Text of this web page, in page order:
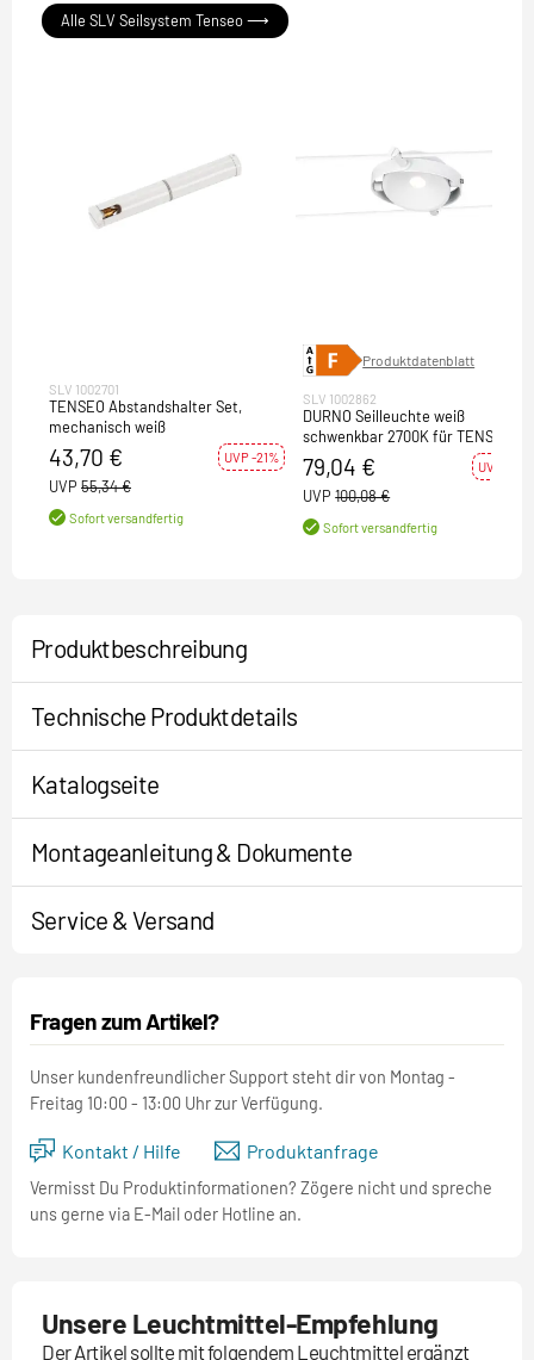
Alle SLV Seilsystem Tenseo ⟶
SLV 1002701
TENSEO Abstandshalter Set,
mechanisch weiß
43,70 € UVP -21%
UVP 55,34 €
Sofort versandfertig
Produktdatenblatt
SLV 1002862
DURNO Seilleuchte weiß
schwenkbar 2700K für TENSEO
Niedervolt-Seilsystem
79,04 € UVP -21%
UVP 100,08 €
Sofort versandfertig
Produktbeschreibung
Technische Produktdetails
Katalogseite
Montageanleitung & Dokumente
Service & Versand
Fragen zum Artikel?
Unser kundenfreundlicher Support steht dir von Montag -
Freitag 10:00 - 13:00 Uhr zur Verfügung.
Kontakt / Hilfe Produktanfrage
Vermisst Du Produktinformationen? Zögere nicht und spreche
uns gerne via E-Mail oder Hotline an.
Unsere Leuchtmittel-Empfehlung
Der Artikel sollte mit folgendem Leuchtmittel ergänzt